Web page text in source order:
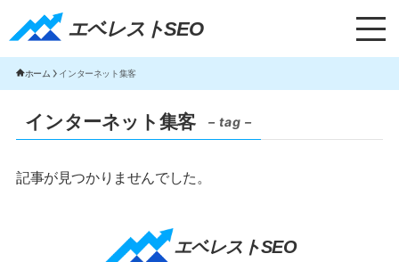
エベレストSEO
エベレストSEO｜TOP
ホーム インターネット集客
インターネット集客 – tag –
記事が見つかりませんでした。
エベレストSEO